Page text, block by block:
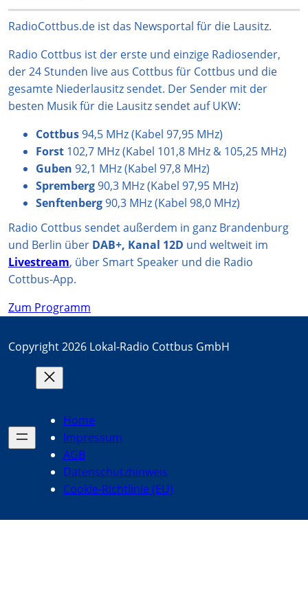
a
g
a
m
o
k
s
A
p
u
b
b
o
k
RadioCottbus.de ist das Newsportal für die Lausitz.
Radio Cottbus ist der erste und einzige Radiosender,
der 24 Stunden live aus Cottbus für Cottbus und die
gesamte Niederlausitz sendet. Der Sender mit der
besten Musik für die Lausitz sendet auf UKW:
Cottbus94,5 MHz (Kabel 97,95 MHz)
Forst 102,7 MHz (Kabel 101,8 MHz & 105,25 MHz)
Guben 92,1 MHz (Kabel 97,8 MHz)
Spremberg90,3 MHz (Kabel 97,95 MHz)
Senftenberg90,3 MHz (Kabel 98,0 MHz)
Radio Cottbus sendet außerdem in ganz Brandenburg
und Berlin über DAB+, Kanal 12D und weltweit im
Livestream, über Smart Speaker und die Radio
Cottbus-App.
Zum Programm
Copyright 2026 Lokal-Radio Cottbus GmbH
Home
Impressum
AGB
Datenschutzhinweis
Cookie-Richtlinie (EU)